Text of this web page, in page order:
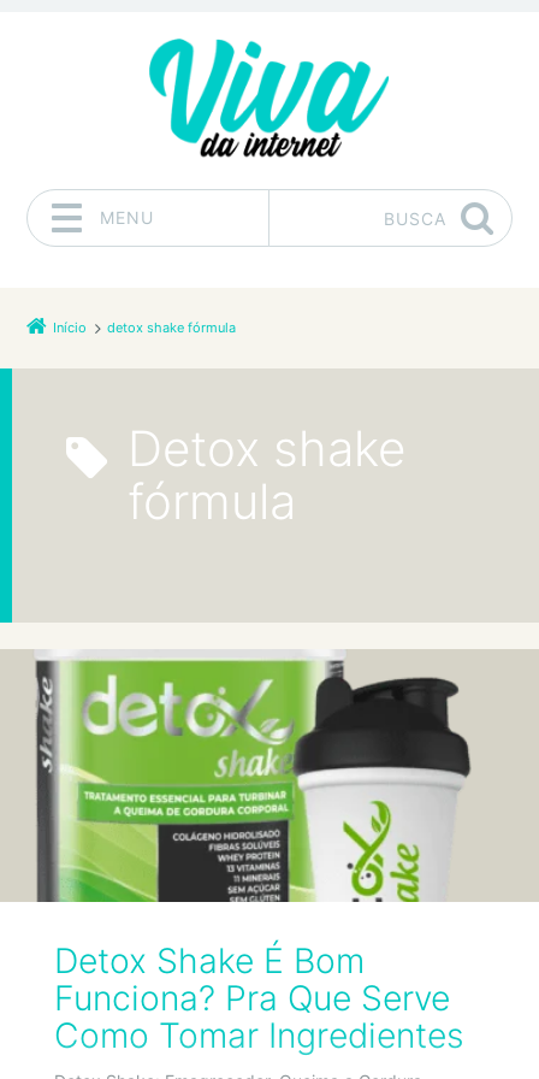
MENU BUSCA
Início detox shake fórmula
detox shake
fórmula
Detox Shake É Bom
Funciona? Pra Que Serve
Como Tomar Ingredientes